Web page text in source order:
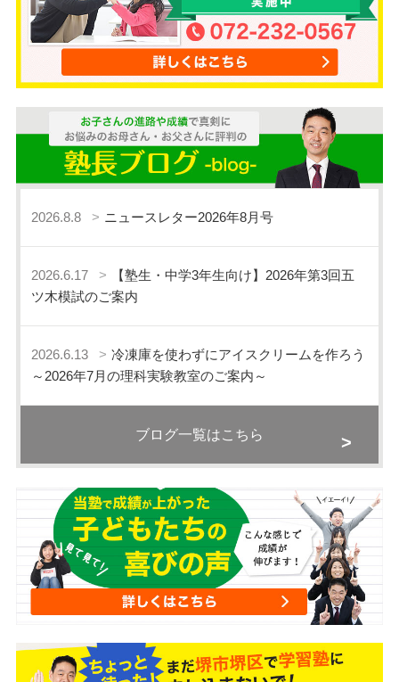
2026.8.8 ニュースレター2026年8月号
2026.6.17
【塾生・中学3年生向け】2026年第3回五
ツ木模試のご案内
2026.6.13
冷凍庫を使わずにアイスクリームを作ろう
～2026年7月の理科実験教室のご案内～
ブログ一覧はこちら